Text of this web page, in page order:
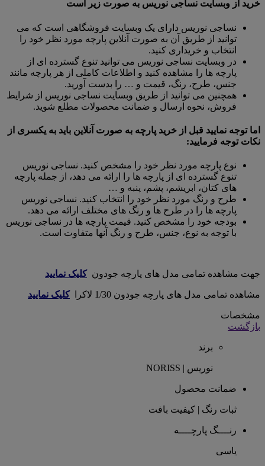
خرید از وبسایت نساجی نوریس به صورت زیر است
نساجی نوریس دارای یک وبسایت فروشگاهی است که می
توانید از طریق آن به صورت آنلاین پارچه مورد نظر خود را
انتخاب و خریداری کنید.
در وبسایت نساجی نوریس می توانید تنوع گسترده ای از
پارچه ها را مشاهده کنید و اطلاعات کاملی از هر پارچه مانند
جنس، طرح، رنگ، قیمت و … را بدست آورید.
همچنین می توانید از طریق وبسایت نساجی نوریس از شرایط
فروش، نحوه ارسال و ضمانت محصولات مطلع شوید.
اما توجه نمایید قبل از خرید پارچه به صورت آنلاین باید به یکسری از
نکات توجه فرمایید:
نوع پارچه مورد نظر خود را مشخص کنید. نساجی نوریس
تنوع گسترده ای از پارچه ها را ارائه می دهد، از جمله پارچه
های کتان، ابریشم، پشم، پنبه و …
طرح و رنگ مورد نظر خود را انتخاب کنید. نساجی نوریس
پارچه ها را در طرح ها و رنگ های مختلف ارائه می دهد.
بودجه خود را مشخص کنید. قیمت پارچه ها در نساجی نوریس
با توجه به نوع، جنس، طرح و رنگ آنها متفاوت است.
جهت مشاهده تمامی مدل های پارچه جودونکلیک نمایید
مشاهده تمامی مدل های پارچه جودون 1/30 لاکرا کلیک نمایید
مشخصات
بازگشت
برند
نوریس | NORISS
ضمانت محصول
ثبات رنگ | کیفیت بافت
رنــــگ پارچــــه
یاسی